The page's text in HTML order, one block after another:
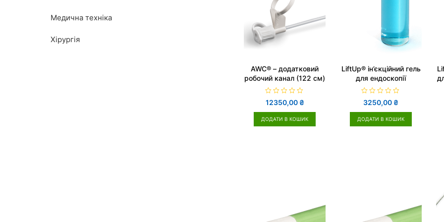
Медична техніка
Хірургія
AWC® – додатковий
робочий канал (122 см)
О
ц
і
н
12350,00 ₴
ДОДАТИ В КОШИК
LiftUp® ін’єкційний гель
для ендоскопії
О
ц
і
н
3250,00 ₴
ДОДАТИ В КОШИК